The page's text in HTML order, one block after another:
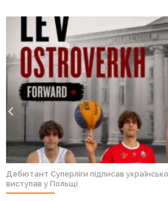
Дебютант Суперліги підписав
виступав у Польщі